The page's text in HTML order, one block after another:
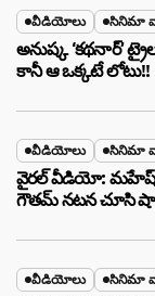
వీడియోలు సినిమా
అనుష్క ‘కథనార్’
కానీ ఆ ఒక్కటే లోటు!!
వీడియోలు సినిమా
వైరల్ వీడియో: మహేష్
గౌతమ్ నటన చూసి షాక్
వీడియోలు సినిమా